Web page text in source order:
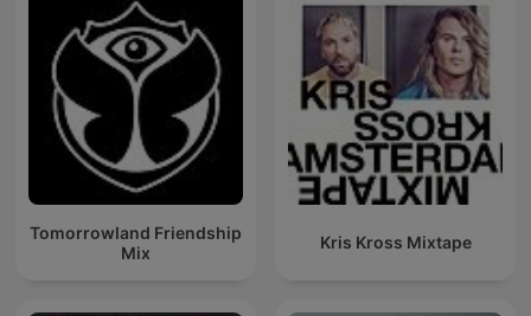
Tomorrowland Friendship
Mix
Kris Kross Mixtape